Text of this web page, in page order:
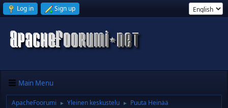
Log in Sign up
Main Menu
ApacheFoorumi ► Yleinen keskustelu ► Puuta Heinää